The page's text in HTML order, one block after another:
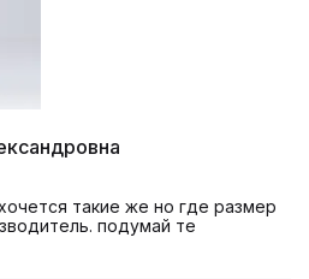
такие же но где размер
подумай те